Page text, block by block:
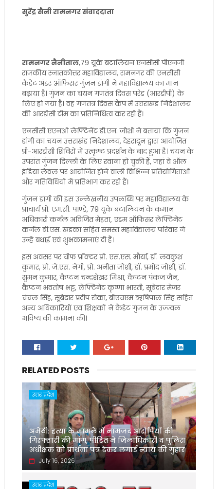
सुरेंद्र सैनी रामनगर संवाददाता
रामनगर नैनीताल,79 यूके बटालियन एनसीसी पीएनजी
राजकीय स्नातकोत्तर महाविद्यालय, रामनगर की एनसीसी
कैडेट अंडर ऑफिसर गुंजन डांगी ने महाविद्यालय का मान
बढ़ाया है। गुंजन का चयन गणतंत्र दिवस परेड (आरडीपी) के
लिए हो गया है। वह गणतंत्र दिवस कैंप में उत्तराखंड निदेशालय
की आरडीसी टीम का प्रतिनिधित्व कर रही हैं।
एनसीसी एएनओ लेफ्टिनेंट डी.एन. जोशी ने बताया कि गुंजन
डांगी का चयन उत्तराखंड निदेशालय, देहरादून द्वारा आयोजित
प्री-आरडीसी शिविरों में उत्कृष्ट प्रदर्शन के बाद हुआ है। चयन के
उपरांत गुंजन दिल्ली के लिए रवाना हो चुकी हैं, जहां वे ऑल
इंडिया लेवल पर आयोजित होने वाली विभिन्न प्रतियोगिताओं
और गतिविधियों में प्रतिभाग कर रही हैं।
गुंजन डांगी की इस उल्लेखनीय उपलब्धि पर महाविद्यालय के
प्राचार्य प्रो. एम.सी. पाण्डे, 79 यूके बटालियन के कमान
अधिकारी कर्नल अविजित मेहता, एडम ऑफिसर लेफ्टिनेंट
कर्नल बी.एस. खडका सहित समस्त महाविद्यालय परिवार ने
उन्हें बधाई एवं शुभकामनाएं दी हैं।
इस अवसर पर चीफ प्रॉक्टर प्रो. एस.एस. मौर्या, डॉ. लवकुश
कुमार, प्रो. जे.एस. नेगी, प्रो. अनीता जोशी, डॉ. प्रमोद जोशी, डॉ.
सुमन कुमार, कैप्टन चन्द्रशेखर मिश्रा, कैप्टन पंकज जैन,
कैप्टन भवतोष भट्ट, लेफ्टिनेंट कृष्णा भारती, सूबेदार मेजर
चंचल सिंह, सूबेदार प्रदीप रोका, बीएचएम ऋषिपाल सिंह सहित
अन्य अधिकारियों एवं शिक्षकों ने कैडेट गुंजन के उज्ज्वल
भविष्य की कामना की।
RELATED POSTS
उत्तर प्रदेश
अमेठी: हत्या के मामले में नामजद आरोपियों की
गिरफ्तारी की मांग, पीड़ित ने जिलाधिकारी व पुलिस
अधीक्षक को प्रार्थना पत्र देकर लगाई न्याय की गुहार
July 16, 2026
उत्तर प्रदेश